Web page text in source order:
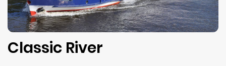
Classic River